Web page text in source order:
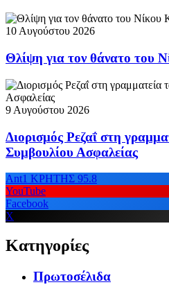
10 Αυγούστου 2026
Θλίψη για τον θάνατο του
9 Αυγούστου 2026
Διορισμός Ρεζαΐ στη
Συμβουλίου Ασφαλείας
Ant1 ΚΡΗΤΗΣ 95.8
YouTube
Facebook
X
Κατηγορίες
Πρωτοσέλιδα